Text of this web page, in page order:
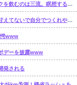
のは三流。瞑想するのは二流
でつくれやｗ」←これ正論なの？
愕www
デーを披露www
発される